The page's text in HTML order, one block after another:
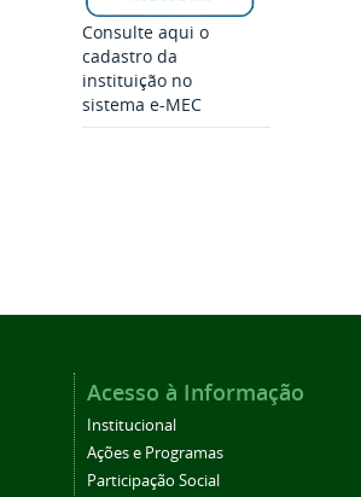
Consulte aqui o
cadastro da
instituição no
sistema e-MEC
Acesso à Informação
Institucional
Ações e Programas
Participação Social